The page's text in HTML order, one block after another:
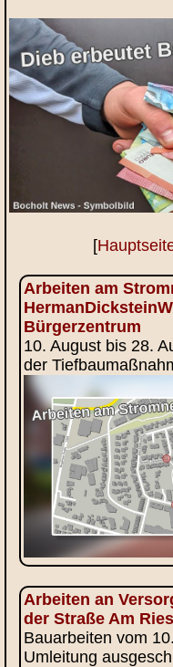
[
Arbeiten am
Bürgerzentrum
10. August bis 28.
der
Arbeiten an
der Straße Am Ries
Bauarbeiten vom
Umleitung